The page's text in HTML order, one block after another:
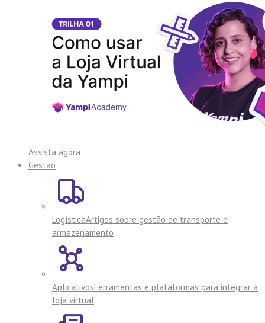
Assista agora
Gestão
LogísticaArtigos sobre gestão de transporte e
armazenamento
AplicativosFerramentas e plataformas para integrar à
loja virtual